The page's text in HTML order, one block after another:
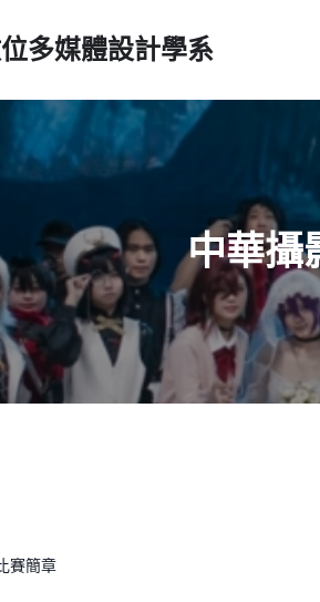
多媒體設計學系
中華攝
賽簡章